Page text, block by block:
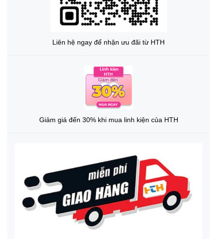
Liên hệ ngay để nhận ưu đãi từ HTH
Giảm giá đến 30% khi mua linh kiện của HTH